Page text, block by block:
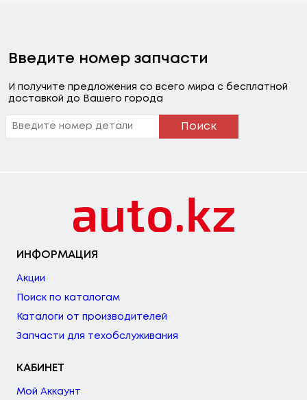
Введите номер запчасти
И получите предложения со всего мира с бесплатной
доставкой до Вашего города
Поиск
ИНФОРМАЦИЯ
Акции
Поиск по каталогам
Каталоги от производителей
Запчасти для техобслуживания
КАБИНЕТ
Мой Аккаунт